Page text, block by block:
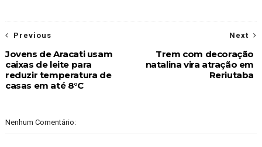
Next
Trem com decoração
natalina vira atração em
Reriutaba
Previous
Jovens de Aracati usam
caixas de leite para
reduzir temperatura de
casas em até 8°C
Nenhum Comentário: